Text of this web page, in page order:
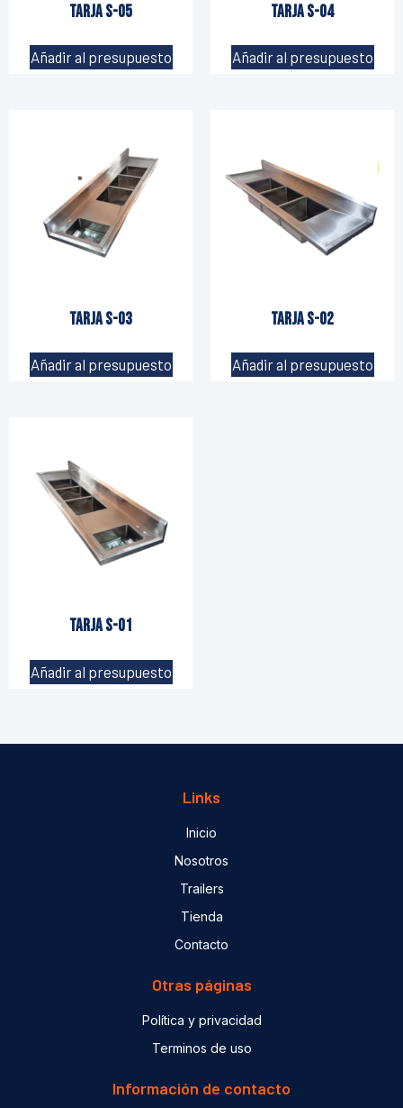
Tarja S-05
Añadir al presupuesto
Tarja S-04
Añadir al presupuesto
Tarja S-03
Añadir al presupuesto
Tarja S-02
Añadir al presupuesto
Tarja S-01
Añadir al presupuesto
Links
Inicio
Nosotros
Trailers
Tienda
Contacto
Otras páginas
Política y privacidad
Terminos de uso
Información de contacto